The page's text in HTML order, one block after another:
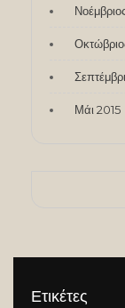
Μάι 2015
Ετικέτες